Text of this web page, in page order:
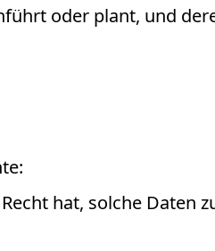
oder plant, und
hat, solche